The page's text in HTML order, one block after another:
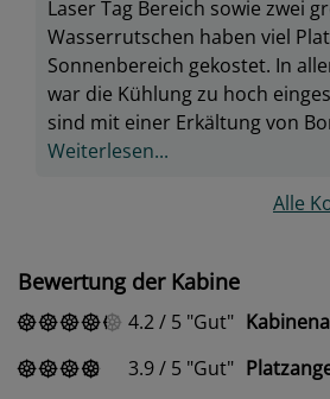
Laser Tag Bereich sowie zwei
Wasserrutschen haben viel
Sonnenbereich gekostet. In
war die Kühlung zu hoch
sind mit einer Erkältung von
Weiterlesen...
Alle
Bewertung der Kabine
4.2/ 5 Gut
3.9/ 5 Gut